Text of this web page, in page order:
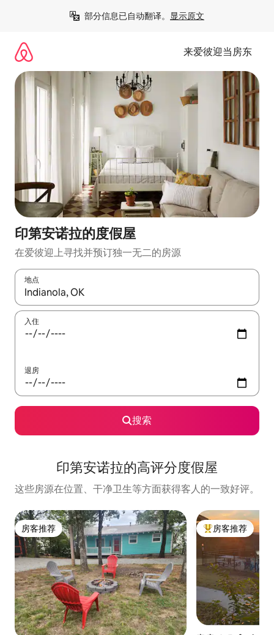
部分信息已自动翻译。 显示原文
来爱彼迎当房东
印第安诺拉的度假屋
在爱彼迎上寻找并预订独一无二的房源
地点
如有搜索结果，请使用上下方向键查看，或通过点击或滑动手势
入住
退房
搜索
印第安诺拉的高评分度假屋
这些房源在位置、干净卫生等方面获得客人的一致好评。
房客推荐
房客推荐 热门「房客推荐」
房客推荐